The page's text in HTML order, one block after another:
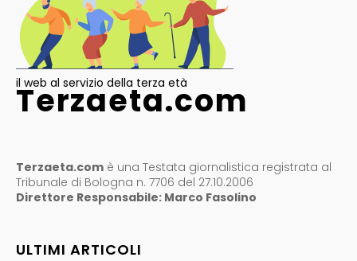
il web al servizio della terza età
Terzaeta.com
Terzaeta.com è una Testata giornalistica registrata al
Tribunale di Bologna n. 7706 del 27.10.2006
Direttore Responsabile: Marco Fasolino
ULTIMI ARTICOLI